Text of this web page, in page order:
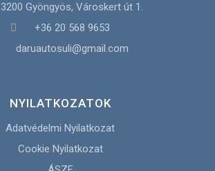
NYILATKOZATOK
Adatvédelmi Nyilatkozat
Cookie Nyilatkozat
3200 Gyöngyös, Városkert út 1.
+36 20 568 9653
daruautosuli@gmail.com